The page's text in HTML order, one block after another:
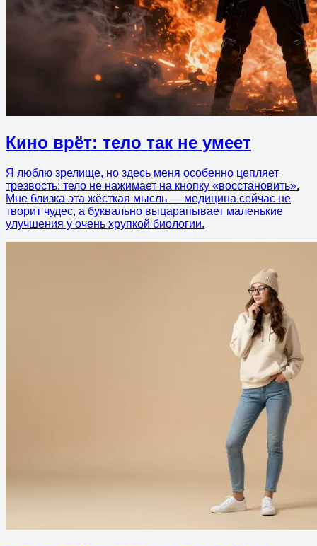
Кино врёт: тело так не умеет
Я люблю зрелище, но здесь меня особенно цепляет
трезвость: тело не нажимает на кнопку «восстановить».
Мне близка эта жёсткая мысль — медицина сейчас не
творит чудес, а буквально выцарапывает маленькие
улучшения у очень хрупкой биологии.